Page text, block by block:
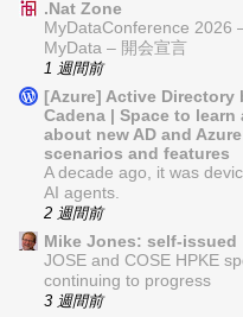
.Nat Zone
MyDataConference 2026
MyData – 開会宣言
1 週間前
[Azure] Active Directory
Cadena | Space to learn
about new AD and
scenarios and features
A decade ago, it was
AI agents.
2 週間前
Mike Jones: self-issued
JOSE and COSE HPKE
continuing to progress
3 週間前